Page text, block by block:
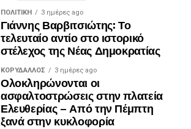
ΠΟΛΙΤΙΚΉ 3 ημέρες ago
Γιάννης Βαρβιτσιώτης: Το
τελευταίο αντίο στο ιστορικό
στέλεχος της Νέας Δημοκρατίας
ΚΟΡΥΔΑΛΛΟΣ 3 ημέρες ago
Ολοκληρώνονται οι
ασφαλτοστρώσεις στην πλατεία
Ελευθερίας – Από την Πέμπτη
ξανά στην κυκλοφορία